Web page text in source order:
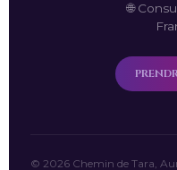
🌐
© 2026 Chemin de Tara,